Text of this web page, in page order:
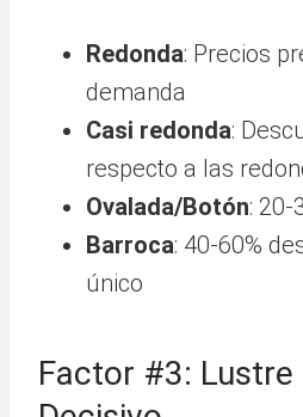
Redonda: Precios
demanda
Casi redonda:
respecto a las
Ovalada/Botón: 20-
Barroca: 40-60%
único
Factor #3: